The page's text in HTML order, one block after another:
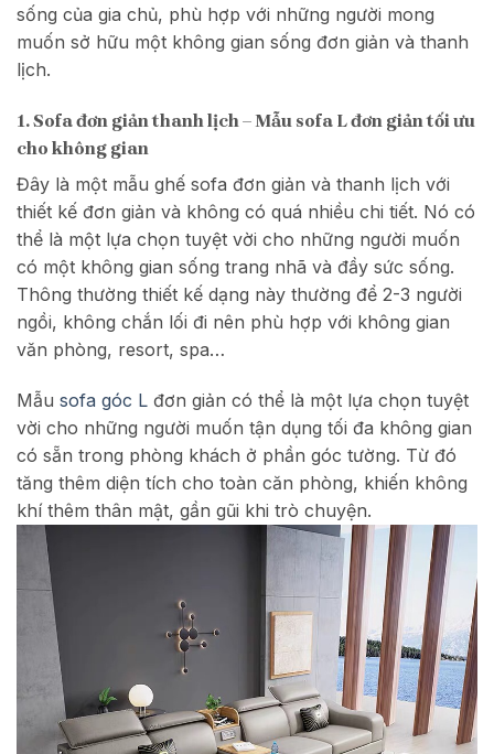
sống của gia chủ, phù hợp với những người mong
muốn sở hữu một không gian sống đơn giản và thanh
lịch.
1. Sofa đơn giản thanh lịch –Mẫu sofa L đơn giản tối ưu
cho không gian
Đây là một mẫu ghế sofa đơn giản và thanh lịch với
thiết kế đơn giản và không có quá nhiều chi tiết. Nó có
thể là một lựa chọn tuyệt vời cho những người muốn
có một không gian sống trang nhã và đầy sức sống.
Thông thường thiết kế dạng này thường để 2-3 người
ngồi, không chắn lối đi nên phù hợp với không gian
văn phòng, resort, spa…
Mẫu sofa góc L đơn giản có thể là một lựa chọn tuyệt
vời cho những người muốn tận dụng tối đa không gian
có sẵn trong phòng khách ở phần góc tường. Từ đó
tăng thêm diện tích cho toàn căn phòng, khiến không
khí thêm thân mật, gần gũi khi trò chuyện.